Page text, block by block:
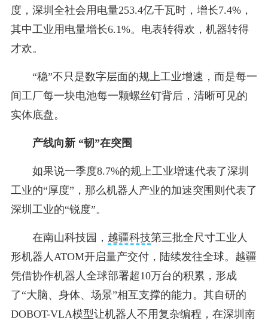
度，深圳全社会用电量253.4亿千瓦时，增长7.4%，
其中工业用电量增长6.1%。电表转得欢，机器转得
才欢。
“稳”不只是数字层面的规上工业增速，而是每一
间工厂每一块电池每一颗螺丝钉背后，清晰可见的
实体底盘。
产线向新 “韧”在突围
如果说一季度8.7%的规上工业增速代表了深圳
工业的“厚度”，那么机器人产业的加速突围则代表了
深圳工业的“锐度”。
在南山科技园， 越疆科技第三批全尺寸工业人
形机器人ATOM开启量产交付，陆续发往全球。越疆
凭借协作机器人全球部署超10万台的积累，形成
了“大脑、身体、场景”相互支撑的能力。其自研的
DOBOT-VLA模型让机器人不用复杂编程，在深圳南